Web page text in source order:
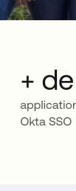
+
Okta SSO